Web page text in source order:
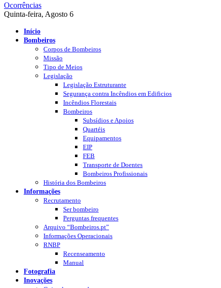
Ocorrências
Quinta-feira, Agosto 6
Início
Bombeiros
Corpos de Bombeiros
Missão
Tipo de Meios
Legislação
Legislação Estruturante
Segurança contra Incêndios em Edificios
Incêndios Florestais
Bombeiros
Subsídios e Apoios
Quartéis
Equipamentos
EIP
FEB
Transporte de Doentes
Bombeiros Profissionais
História dos Bombeiros
Informações
Recrutamento
Ser bombeiro
Perguntas frequentes
Arquivo “Bombeiros.pt”
Informações Operacionais
RNBP
Recenseamento
Manual
Fotografia
Inovações